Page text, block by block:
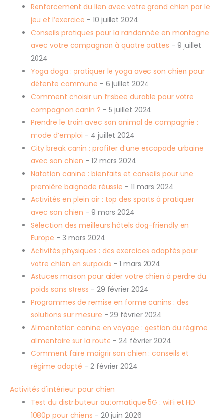
Renforcement du lien avec votre grand chien par le
jeu et l’exercice - 10 juillet 2024
Conseils pratiques pour la randonnée en montagne
avec votre compagnon à quatre pattes - 9 juillet
2024
Yoga doga : pratiquer le yoga avec son chien pour
détente commune - 6 juillet 2024
Comment choisir un frisbee durable pour votre
compagnon canin ? - 5 juillet 2024
Prendre le train avec son animal de compagnie :
mode d’emploi - 4 juillet 2024
City break canin : profiter d’une escapade urbaine
avec son chien - 12 mars 2024
Natation canine : bienfaits et conseils pour une
première baignade réussie - 11 mars 2024
Activités en plein air : top des sports à pratiquer
avec son chien - 9 mars 2024
Sélection des meilleurs hôtels dog-friendly en
Europe - 3 mars 2024
Activités physiques : des exercices adaptés pour
votre chien en surpoids - 1 mars 2024
Astuces maison pour aider votre chien à perdre du
poids sans stress - 29 février 2024
Programmes de remise en forme canins : des
solutions sur mesure - 29 février 2024
Alimentation canine en voyage : gestion du régime
alimentaire sur la route - 24 février 2024
Comment faire maigrir son chien : conseils et
régime adapté - 2 février 2024
Activités d'intérieur pour chien
Test du distributeur automatique 5G : wiFi et HD
1080p pour chiens - 20 juin 2026